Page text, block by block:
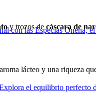
con las Especias Onena,
el equilibrio perfecto
y trozos de cáscara de
lácteo y una riqueza